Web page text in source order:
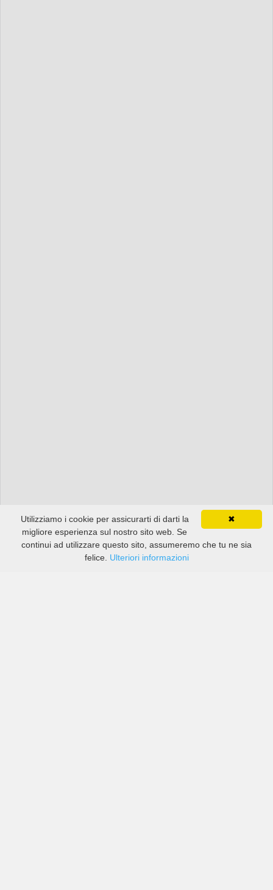
✖
Utilizziamo i cookie per assicurarti di darti la
migliore esperienza sul nostro sito web. Se
continui ad utilizzare questo sito, assumeremo che tu ne sia
felice. Ulteriori informazioni